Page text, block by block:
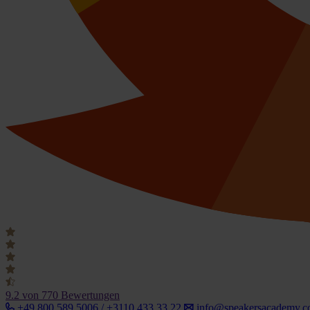
9.2 von 770 Bewertungen
+49 800 589 5006 / +3110 433 33 22